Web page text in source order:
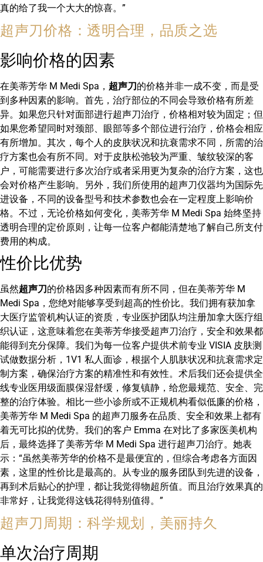
真的给了我一个大大的惊喜。”
超声刀价格：透明合理，品质之选
影响价格的因素
在美蒂芳华 M Medi Spa， 超声刀的价格并非一成不变，而是受
到多种因素的影响。首先，治疗部位的不同会导致价格有所差
异。如果您只针对面部进行超声刀治疗，价格相对较为固定；但
如果您希望同时对颈部、眼部等多个部位进行治疗，价格会相应
有所增加。其次，每个人的皮肤状况和抗衰需求不同，所需的治
疗方案也会有所不同。对于皮肤松弛较为严重、皱纹较深的客
户，可能需要进行多次治疗或者采用更为复杂的治疗方案，这也
会对价格产生影响。另外，我们所使用的超声刀仪器均为国际先
进设备，不同的设备型号和技术参数也会在一定程度上影响价
格。不过，无论价格如何变化，美蒂芳华 M Medi Spa 始终坚持
透明合理的定价原则，让每一位客户都能清楚地了解自己所支付
费用的构成。
性价比优势
虽然超声刀的价格因多种因素而有所不同，但在美蒂芳华 M
Medi Spa，您绝对能够享受到超高的性价比。我们拥有获加拿
大医疗监管机构认证的资质，专业医护团队均注册加拿大医疗组
织认证，这意味着您在美蒂芳华接受超声刀治疗，安全和效果都
能得到充分保障。我们为每一位客户提供术前专业 VISIA 皮肤测
试做数据分析，1V1 私人面诊，根据个人肌肤状况和抗衰需求定
制方案，确保治疗方案的精准性和有效性。术后我们还会提供全
线专业医用级面膜保湿舒缓，修复镇静，给您最规范、安全、完
整的治疗体验。相比一些小诊所或不正规机构看似低廉的价格，
美蒂芳华 M Medi Spa 的超声刀服务在品质、安全和效果上都有
着无可比拟的优势。我们的客户 Emma 在对比了多家医美机构
后，最终选择了美蒂芳华 M Medi Spa 进行超声刀治疗。她表
示：“虽然美蒂芳华的价格不是最便宜的，但综合考虑各方面因
素，这里的性价比是最高的。从专业的服务团队到先进的设备，
再到术后贴心的护理，都让我觉得物超所值。而且治疗效果真的
非常好，让我觉得这钱花得特别值得。”
超声刀周期：科学规划，美丽持久
单次治疗周期